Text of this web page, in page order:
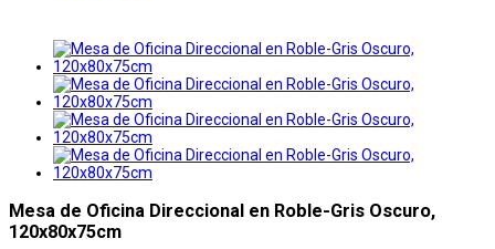
Mesa de Oficina Direccional en Roble-Gris Oscuro,
120x80x75cm